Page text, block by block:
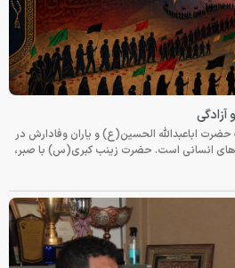
اباعبدالله الحسین(ع) و یاران وفادارش در
انسانی است. حضرت زینب کبری(س) با صبر،